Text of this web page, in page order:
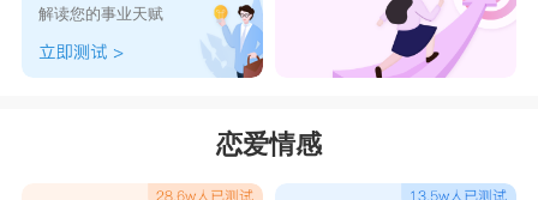
解读您的事业天赋
恋爱情感